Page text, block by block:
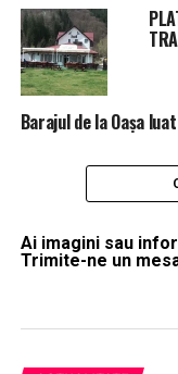
Barajul de la Oașa
Ai imagini sau
Trimite-ne un